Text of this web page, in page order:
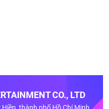
CO., LTD